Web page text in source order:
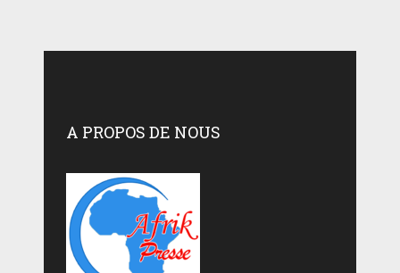
A PROPOS DE NOUS